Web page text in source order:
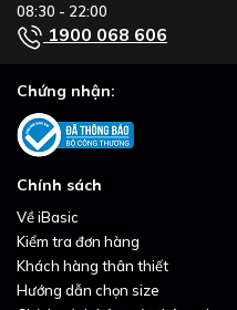
08:30 - 22:00
1900 068 606
Chính sách
Về iBasic
Kiểm tra đơn hàng
Khách hàng thân thiết
Hướng dẫn chọn size
Chứng nhận: